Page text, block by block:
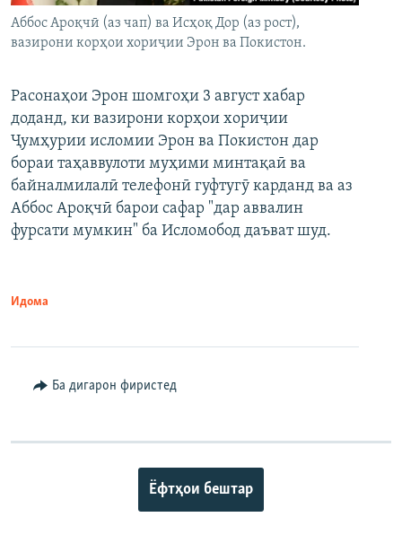
Аббос Ароқчӣ (аз чап) ва Исҳоқ Дор (аз рост),
вазирони корҳои хориҷии Эрон ва Покистон.
Расонаҳои Эрон шомгоҳи 3 август хабар
доданд, ки вазирони корҳои хориҷии
Ҷумҳурии исломии Эрон ва Покистон дар
бораи таҳаввулоти муҳими минтақаӣ ва
байналмилалӣ телефонӣ гуфтугӯ карданд ва аз
Аббос Ароқчӣ барои сафар "дар аввалин
фурсати мумкин" ба Исломобод даъват шуд.
Идома
Ба дигарон фиристед
Ёфтҳои бештар